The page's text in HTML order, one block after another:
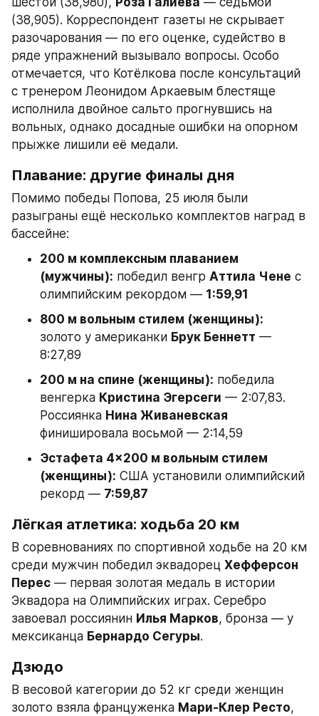
(38,905). Корреспондент газеты не скрывает
разочарования — по его оценке, судейство в
ряде упражнений вызывало вопросы. Особо
отмечается, что Котёлкова после консультаций
с тренером Леонидом Аркаевым блестяще
исполнила двойное сальто прогнувшись на
вольных, однако досадные ошибки на опорном
прыжке лишили её медали.
Плавание: другие финалы дня
Помимо победы Попова, 25 июля были
разыграны ещё несколько комплектов наград в
бассейне:
200 м комплексным плаванием
(мужчины): победил венгр Аттила Чене с
олимпийским рекордом — 1:59,91
800 м вольным стилем (женщины):
золото у американки Брук Беннетт —
8:27,89
200 м на спине (женщины): победила
венгерка Кристина Эгерсеги — 2:07,83.
Россиянка Нина Живаневская
финишировала восьмой — 2:14,59
Эстафета 4×200 м вольным стилем
(женщины): США установили олимпийский
рекорд — 7:59,87
Лёгкая атлетика: ходьба 20 км
В соревнованиях по спортивной ходьбе на 20 км
среди мужчин победил эквадорец Хефферсон
Перес — первая золотая медаль в истории
Эквадора на Олимпийских играх. Серебро
завоевал россиянин Илья Марков, бронза — у
мексиканца Бернардо Сегуры.
Дзюдо
В весовой категории до 52 кг среди женщин
золото взяла француженка Мари-Клер Ресто,